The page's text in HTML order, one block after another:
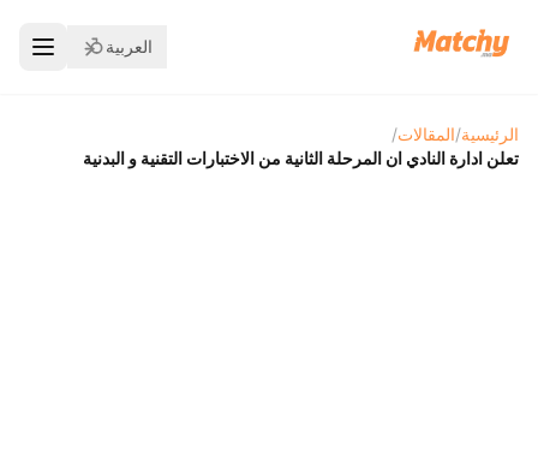
العربية
الرئيسية/المقالات/
تعلن ادارة النادي ان المرحلة الثانية من الاختبارات التقنية و البدنية